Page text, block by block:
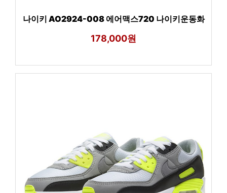
나이키 AO2924-008 에어맥스720 나이키운동화
178,000원